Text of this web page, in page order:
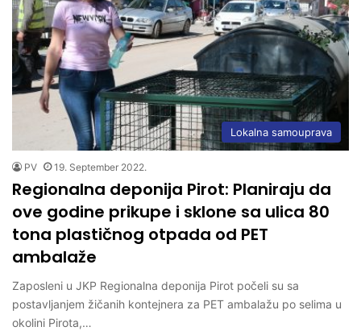
Lokalna samouprava
PV 19. September 2022.
Regionalna deponija Pirot: Planiraju da
ove godine prikupe i sklone sa ulica 80
tona plastičnog otpada od PET
ambalaže
Zaposleni u JKP Regionalna deponija Pirot počeli su sa
postavljanjem žičanih kontejnera za PET ambalažu po selima u
okolini Pirota,…